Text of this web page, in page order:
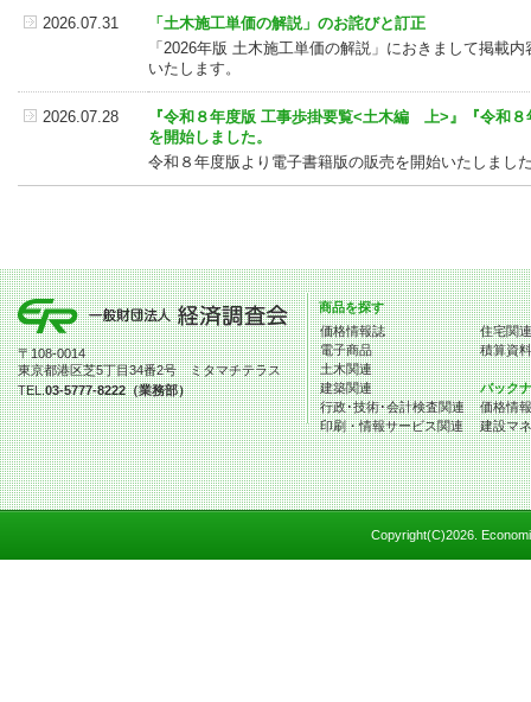
2026.07.31
「土木施工単価の解説」のお詫びと訂正
「2026年版 土木施工単価の解説」におきまして掲載
いたします。
2026.07.28
『令和８年度版 工事歩掛要覧<土木編 上>』『令和
を開始しました。
令和８年度版より電子書籍版の販売を開始いたしまし
〒108-0014
東京都港区芝5丁目34番2号 ミタマチテラス
TEL.03-5777-8222（業務部）
商品を探す
価格情報誌
電子商品
土木関連
建築関連
行政･技術･会計検査関連
印刷・情報サービス関連
住宅関連
積算資
バック
価格情
建設マ
Copyright(C)2026.